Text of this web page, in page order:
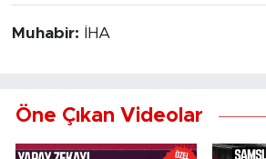
Muhabir: İHA
Öne Çıkan Videolar